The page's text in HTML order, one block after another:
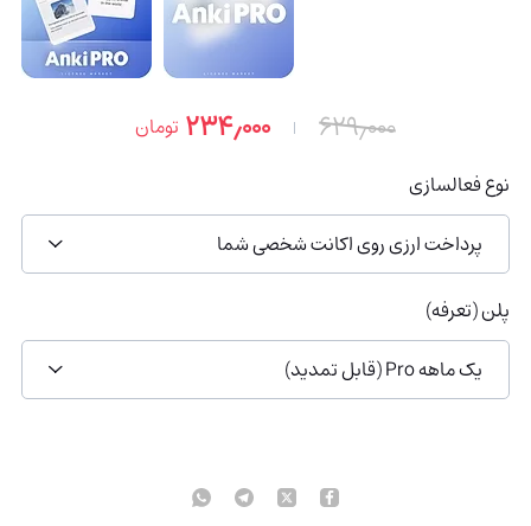
۶۲۹٫۰۰۰ ۲۳۴٫۰۰۰ تومان
نوع فعالسازی
پرداخت ارزی روی اکانت شخصی شما
پلن (تعرفه)
یک ماهه Pro (قابل تمدید)